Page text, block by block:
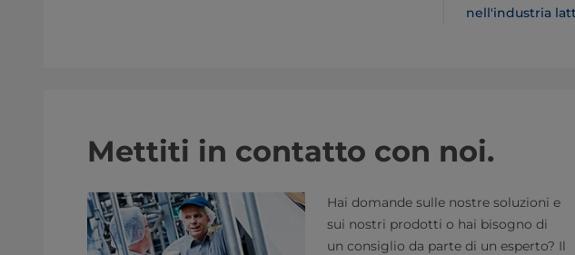
nell'industria
Mettiti in contatto con noi.
Hai domande sulle nostre soluzioni e
sui nostri prodotti o hai bisogno di
un consiglio da parte di un esperto? Il